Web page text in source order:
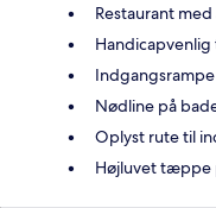
Restaurant
Indgangsrampe
Nødline på
Oplyst rute til
Højluvet tæppe